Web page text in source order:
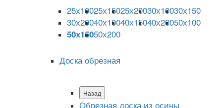
25х10025х15025х20030х10030х150
30х20040х10040х15040х20050х100
50х15050х200
Доска обрезная
Назад
Обрезная доска из осины